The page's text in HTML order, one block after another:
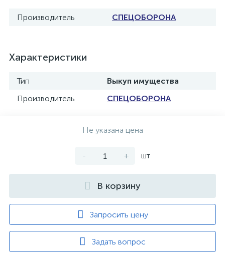
Производитель СПЕЦОБОРОНА
Характеристики
Тип
Выкуп имущества
Производитель
СПЕЦОБОРОНА
Не указана цена
- + шт
В корзину
Запросить цену
Задать вопрос